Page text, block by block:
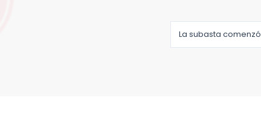
La subasta comenzó